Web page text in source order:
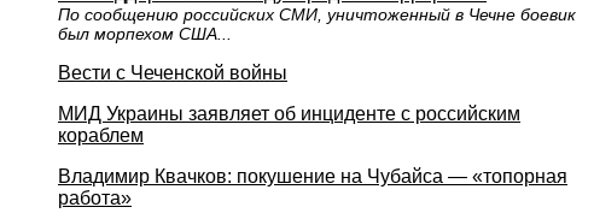
По сообщению российских СМИ, уничтоженный в Чечне боевик
был морпехом США...
Вести с Чеченской войны
МИД Украины заявляет об инциденте с российским
кораблем
Владимир Квачков: покушение на Чубайса — «топорная
работа»